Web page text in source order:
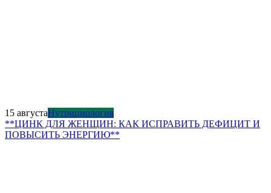
15 августаНутрициология
**ЦИНК ДЛЯ ЖЕНЩИН: КАК ИСПРАВИТЬ ДЕФИЦИТ И
ПОВЫСИТЬ ЭНЕРГИЮ**